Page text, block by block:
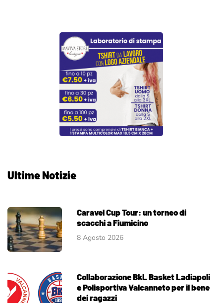
Ultime Notizie
Caravel Cup Tour: un torneo di
scacchi a Fiumicino
8 Agosto 2026
Collaborazione BkL Basket Ladiapoli
e Polisportiva Valcanneto per il bene
dei ragazzi